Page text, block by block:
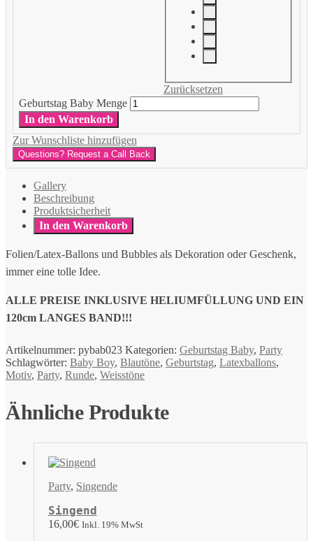
Zurücksetzen
Geburtstag Baby Menge
In den Warenkorb
Zur Wunschliste hinzufügen
Questions? Request a Call Back
Gallery
Beschreibung
Produktsicherheit
In den Warenkorb
Folien/Latex-Ballons und Bubbles als Dekoration oder Geschenk,
immer eine tolle Idee.
ALLE PREISE INKLUSIVE HELIUMFÜLLUNG UND EIN
120cm LANGES BAND!!!
Artikelnummer: pybab023 Kategorien: Geburtstag Baby, Party
Schlagwörter: Baby Boy, Blautöne, Geburtstag, Latexballons,
Motiv, Party, Runde, Weisstöne
Ähnliche Produkte
Party, Singende
Singend
16,00€ Inkl. 19% MwSt